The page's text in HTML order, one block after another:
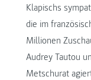
Klapischs
die im
Millionen
Audrey Tautou
Metschurat